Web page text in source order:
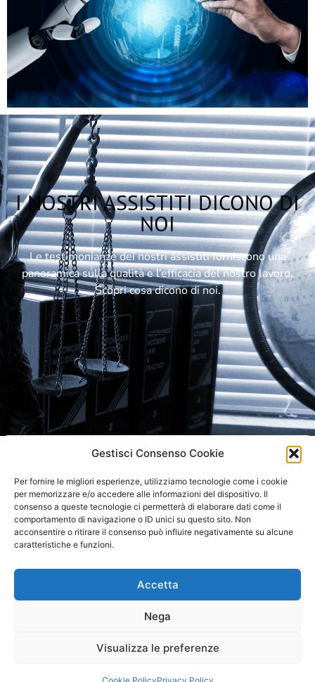
Gestisci Consenso Cookie
Per fornire le migliori esperienze, utilizziamo tecnologie come i cookie
per memorizzare e/o accedere alle informazioni del dispositivo. Il
consenso a queste tecnologie ci permetterà di elaborare dati come il
comportamento di navigazione o ID unici su questo sito. Non
acconsentire o ritirare il consenso può influire negativamente su alcune
caratteristiche e funzioni.
Accetta
Nega
Visualizza le preferenze
I NOSTRI ASSISTITI DICONO DI
NOI
Le testimonianze dei nostri assistiti forniscono una
panoramica sulla qualità e l’efficacia del nostro lavoro.
Scopri cosa dicono di noi.
APPUNTAMENTO
STUDIO LEGALE NM
AVV. NICOLA MASÈ